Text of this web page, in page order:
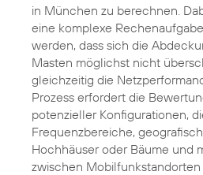
in München zu berechnen.
eine komplexe
werden, dass sich die
Masten möglichst nicht
gleichzeitig die
Prozess erfordert die
potenzieller Konfigurationen,
Frequenzbereiche,
Hochhäuser oder Bäume und
zwischen Mobilfunkstandorten